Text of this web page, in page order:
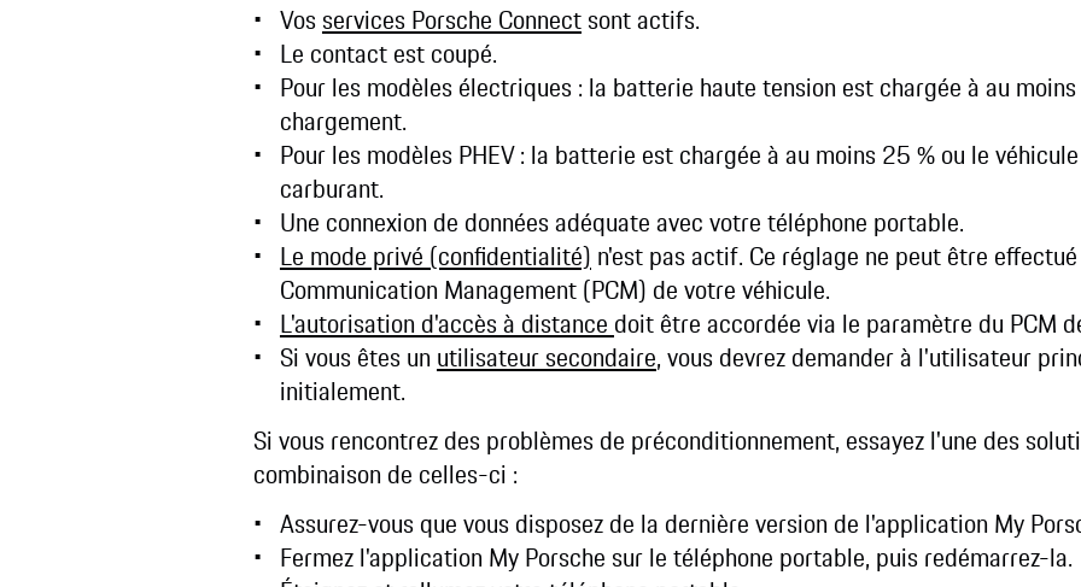
Vosservices Porsche Connectsont actifs.
Le contact est coupé.
Pour les modèles électriques : la batterie haute tension est chargée à au
chargement.
Pour les modèles PHEV : la batterie est chargée à au moins 25 % ou le
carburant.
Une connexion de données adéquate avec votre téléphone portable.
Le mode privé (confidentialité) n'est pas actif. Ce réglage ne peut être
Communication Management (PCM) de votre véhicule.
L'autorisation d'accès à distance doit être accordée via le paramètre du PCM
Si vous êtes un utilisateur secondaire, vous devrez demander à l'utilisateur
initialement.
Si vous rencontrez des problèmes de préconditionnement, essayez l'une des
combinaison de celles-ci :
Assurez-vous que vous disposez de la dernière version de l'application My
Fermez l'application My Porsche sur le téléphone portable, puis redémarrez-la.